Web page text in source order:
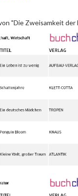
"Die Zweisamkeit der